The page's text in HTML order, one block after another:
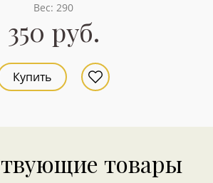
Вес: 290
350 руб.
Купить
товары